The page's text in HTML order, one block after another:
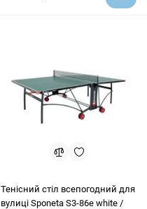
Тенісний стіл всепогодний для
вулиці Sponeta S3-86е white /